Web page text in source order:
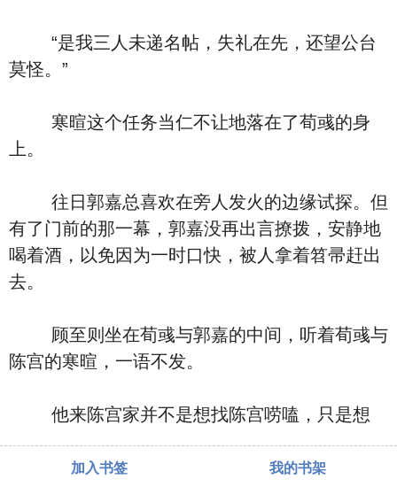
“是我三人未递名帖，失礼在先，还望公台
莫怪。”
寒暄这个任务当仁不让地落在了荀彧的身
上。
往日郭嘉总喜欢在旁人发火的边缘试探。但
有了门前的那一幕，郭嘉没再出言撩拨，安静地
喝着酒，以免因为一时口快，被人拿着笤帚赶出
去。
顾至则坐在荀彧与郭嘉的中间，听着荀彧与
陈宫的寒暄，一语不发。
他来陈宫家并不是想找陈宫唠嗑，只是想
加入书签 我的书架